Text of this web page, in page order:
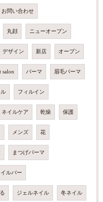
お問い合わせ
丸顔 ニューオープン
デザイン 新店 オープン
salon パーマ 眉毛パーマ
フィルイン
ネイルケア 乾燥 保護
メンズ 花
まつげパーマ
ルバー
ジェルネイル 冬ネイル